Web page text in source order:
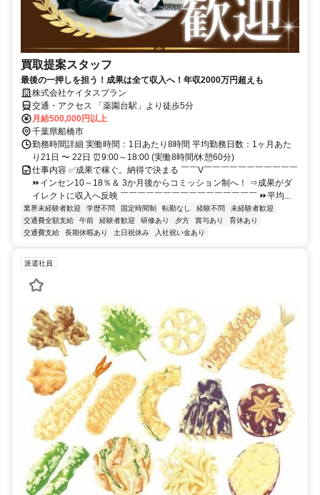
買取提案スタッフ
最後の一押しを担う！成果は全て収入へ！年収2000万円超えも
株式会社ケイタスプラン
交通・アクセス 「薬園台駅」より徒歩5分
月給500,000円以上
千葉県船橋市
勤務時間詳細 実働時間：1日あたり8時間 平均勤務日数：1ヶ月あた
り21日 〜 22日 ⏰9:00～18:00 (実働8時間/休憩60分)
仕事内容 ✅成果で稼ぐ。納得で決まる ￣￣V￣￣￣￣￣￣￣￣￣￣￣
⏩インセン10～18％＆ 3か月後からコミッション制へ！ ⇒成果がダ
イレクトに収入へ反映 ￣￣￣￣￣￣￣￣￣￣￣￣￣￣￣￣ ⏩平均...
業界未経験者歓迎 学歴不問 固定時間制 転勤なし 経験不問
未経験者歓迎
交通費全額支給
午前 経験者歓迎 研修あり 夕方 賞与あり
育休あり
交通費支給
長期休暇あり 土日祝休み 入社祝い金あり
派遣社員